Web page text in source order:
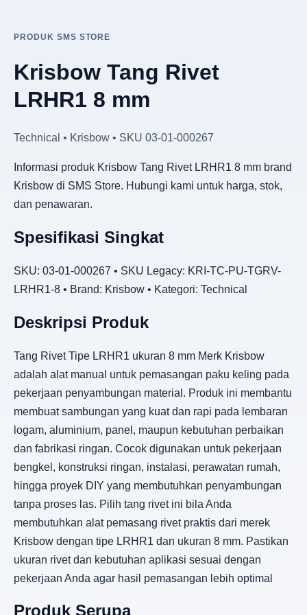
PRODUK SMS STORE
Krisbow Tang Rivet
LRHR1 8 mm
Technical • Krisbow • SKU 03-01-000267
Informasi produk Krisbow Tang Rivet LRHR1 8 mm brand
Krisbow di SMS Store. Hubungi kami untuk harga, stok,
dan penawaran.
Spesifikasi Singkat
SKU: 03-01-000267 • SKU Legacy: KRI-TC-PU-TGRV-
LRHR1-8 • Brand: Krisbow • Kategori: Technical
Deskripsi Produk
Tang Rivet Tipe LRHR1 ukuran 8 mm Merk Krisbow
adalah alat manual untuk pemasangan paku keling pada
pekerjaan penyambungan material. Produk ini membantu
membuat sambungan yang kuat dan rapi pada lembaran
logam, aluminium, panel, maupun kebutuhan perbaikan
dan fabrikasi ringan. Cocok digunakan untuk pekerjaan
bengkel, konstruksi ringan, instalasi, perawatan rumah,
hingga proyek DIY yang membutuhkan penyambungan
tanpa proses las. Pilih tang rivet ini bila Anda
membutuhkan alat pemasang rivet praktis dari merek
Krisbow dengan tipe LRHR1 dan ukuran 8 mm. Pastikan
ukuran rivet dan kebutuhan aplikasi sesuai dengan
pekerjaan Anda agar hasil pemasangan lebih optimal
Produk Serupa